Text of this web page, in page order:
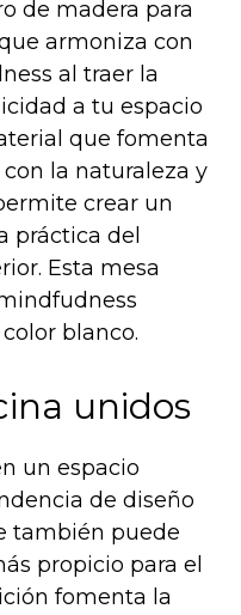
de madera para
armoniza con
al traer la
a tu espacio
que fomenta
la naturaleza y
crear un
práctica del
Esta mesa
blanco.
unidos
un espacio
de diseño
también puede
propicio para el
fomenta la